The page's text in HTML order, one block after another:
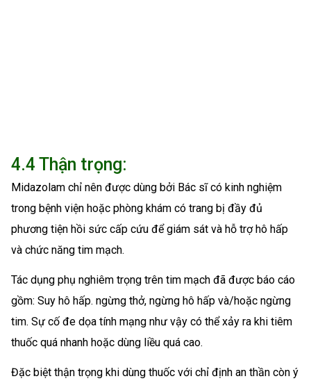
4.4 Thận trọng:
Midazolam chỉ nên được dùng bởi Bác sĩ có kinh nghiệm
trong bệnh viện hoặc phòng khám có trang bị đầy đủ
phương tiện hồi sức cấp cứu để giám sát và hỗ trợ hô hấp
và chức năng tim mạch.
Tác dụng phụ nghiêm trọng trên tim mạch đã được báo cáo
gồm: Suy hô hấp. ngừng thở, ngừng hô hấp và/hoặc ngừng
tim. Sự cố đe dọa tính mạng như vậy có thể xảy ra khi tiêm
thuốc quá nhanh hoặc dùng liều quá cao.
Đặc biệt thận trọng khi dùng thuốc với chỉ định an thần còn ý